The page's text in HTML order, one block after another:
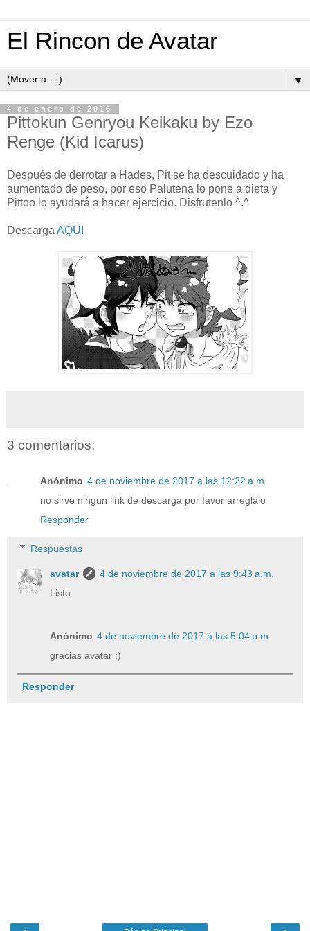
El Rincon de Avatar
▼
4 de enero de 2016
Pittokun Genryou Keikaku by Ezo
Renge (Kid Icarus)
Después de derrotar a Hades, Pit se ha descuidado y ha
aumentado de peso, por eso Palutena lo pone a dieta y
Pittoo lo ayudará a hacer ejercicio. Disfrutenlo ^.^
Descarga AQUI
3 comentarios:
Anónimo 4 de noviembre de 2017 a las 12:22 a.m.
no sirve ningun link de descarga por favor arreglalo
Responder
Respuestas
avatar
4 de noviembre de 2017 a las 9:43 a.m.
Listo
Anónimo 4 de noviembre de 2017 a las 5:04 p.m.
gracias avatar :)
Responder